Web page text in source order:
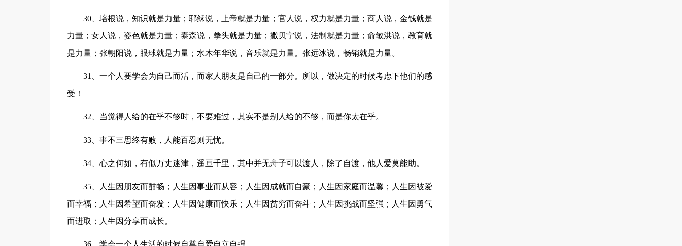
30、培根说，知识就是力量；耶稣说，上帝就是力量；官人说，权力就是力量；商人说，金钱就是
力量；女人说，姿色就是力量；泰森说，拳头就是力量；撒贝宁说，法制就是力量；俞敏洪说，教育就
是力量；张朝阳说，眼球就是力量；水木年华说，音乐就是力量。张远冰说，畅销就是力量。
31、一个人要学会为自己而活，而家人朋友是自己的一部分。所以，做决定的时候考虑下他们的感
受！
32、当觉得人给的在乎不够时，不要难过，其实不是别人给的不够，而是你太在乎。
33、事不三思终有败，人能百忍则无忧。
34、心之何如，有似万丈迷津，遥亘千里，其中并无舟子可以渡人，除了自渡，他人爱莫能助。
35、人生因朋友而酣畅；人生因事业而从容；人生因成就而自豪；人生因家庭而温馨；人生因被爱
而幸福；人生因希望而奋发；人生因健康而快乐；人生因贫穷而奋斗；人生因挑战而坚强；人生因勇气
而进取；人生因分享而成长。
36、学会一个人生活的时候自尊自爱自立自强。